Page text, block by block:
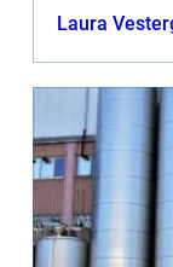
Laura